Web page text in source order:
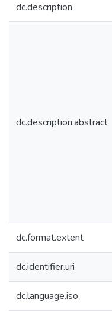
dc.description
dc.description.abstract
dc.format.extent
dc.identifier.uri
dc.language.iso